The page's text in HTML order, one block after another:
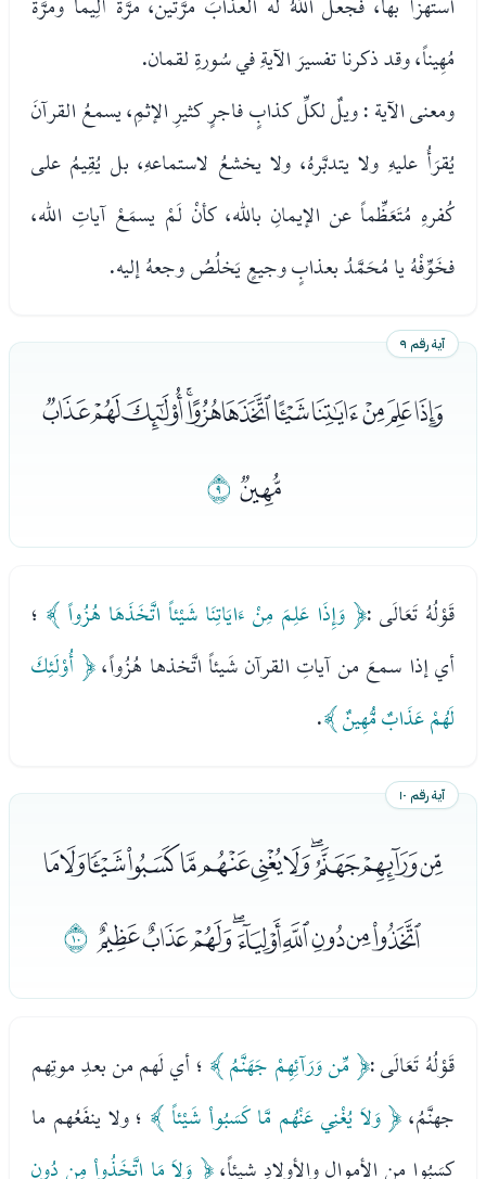
مُهِيناً، وقد ذكرنا تفسيرَ الآيةِ في سُورةِ لقمان.
ومعنى الآية : ويلٌ لكلِّ كذابٍ فاجرٍ كثيرِ الإثمِ، يسمعُ القرآنَ
يُقرَأُ عليهِ ولا يتدبَّرهُ، ولا يخشعُ لاستماعهِ، بل يُقِيمُ على
كُفرهِ مُتَعَظِّماً عن الإيمانِ بالله، كأنْ لَمْ يسمَعْ آياتِ الله،
فخَوِّفْهُ يا مُحَمَّدُ بعذابٍ وجيعٍ يَخلُصُ وجعهُ إليه.
آية رقم ٩
ﮣﮤﮥﮦﮧﮨﮩﮪﮫﮬﮭ
ﮮﮯ
قَوْلُهُ تَعَالَى :﴿ وَإِذَا عَلِمَ مِنْ ءَايَاتِنَا شَيْئاً اتَّخَذَهَا هُزُواً ﴾ ؛
أي إذا سمعَ من آياتِ القرآن شَيئاً اتَّخذها هُزُواً،﴿ أُوْلَئِكَ
لَهُمْ عَذَابٌ مُّهِينٌ ﴾.
آية رقم ١٠
ﮰﮱﯓﯔﯕﯖﯗﯘﯙﯚﯛﯜ
ﯝﯞﯟﯠﯡﯢﯣﯤﯥﯦ
قَوْلُهُ تَعَالَى :﴿ مِّن وَرَآئِهِمْ جَهَنَّمُ ﴾ ؛ أي لَهم من بعدِ موتِهم
جهنَّمُ،﴿ وَلاَ يُغْنِي عَنْهُم مَّا كَسَبُواْ شَيْئاً ﴾ ؛ ولا ينفَعُهم ما
كسَبُوا من الأموالِ والأولادِ شيئاً،﴿ وَلاَ مَا اتَّخَذُواْ مِن دُونِ